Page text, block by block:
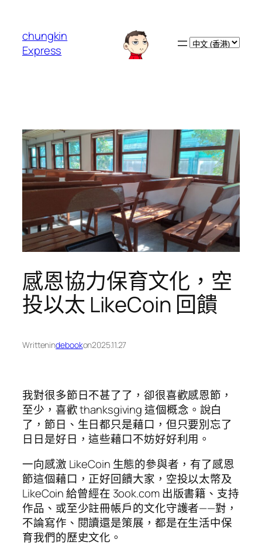
chungkin
Express
Choose
感恩協力保育文化，空
投以太 LikeCoin 回饋
Writtenindebookon2025.11.27
我對很多節日不甚了了，卻很喜歡感恩節，
至少，喜歡 thanksgiving 這個概念。說白
了，節日、生日都只是藉口，但只要別忘了
日日是好日，這些藉口不妨好好利用。
一向感激 LikeCoin 生態的參與者，有了感恩
節這個藉口，正好回饋大家，空投以太幣及
LikeCoin 給曾經在 3ook.com 出版書籍、支持
作品、或至少註冊帳戶的文化守護者——對，
不論寫作、閱讀還是策展，都是在生活中保
育我們的歷史文化。